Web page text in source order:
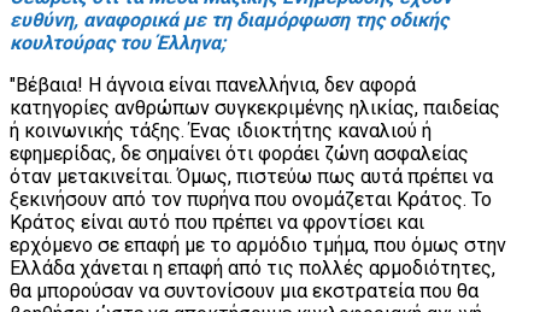
ευθύνη, αναφορικά με τη διαμόρφωση της οδικής
κουλτούρας του Έλληνα;
"Βέβαια! Η άγνοια είναι πανελλήνια, δεν αφορά
κατηγορίες ανθρώπων συγκεκριμένης ηλικίας, παιδείας
ή κοινωνικής τάξης. Ένας ιδιοκτήτης καναλιού ή
εφημερίδας, δε σημαίνει ότι φοράει ζώνη ασφαλείας
όταν μετακινείται. Όμως, πιστεύω πως αυτά πρέπει να
ξεκινήσουν από τον πυρήνα που ονομάζεται Κράτος. Το
Κράτος είναι αυτό που πρέπει να φροντίσει και
ερχόμενο σε επαφή με το αρμόδιο τμήμα, που όμως στην
Ελλάδα χάνεται η επαφή από τις πολλές αρμοδιότητες,
θα μπορούσαν να συντονίσουν μια εκστρατεία που θα